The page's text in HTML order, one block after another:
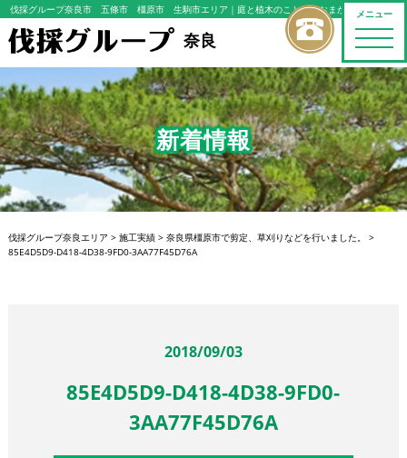
メニュー
toggle
伐採グループ奈良市 五條市 橿原市 生駒市エリア ｜庭と植木のことならおまかせください
奈良
新着情報
伐採グループ奈良エリア > 施工実績> 奈良県橿原市で剪定、草刈りなどを行いました。
>
85E4D5D9-D418-4D38-9FD0-3AA77F45D76A
2018/09/03
85E4D5D9-D418-4D38-9FD0-
3AA77F45D76A